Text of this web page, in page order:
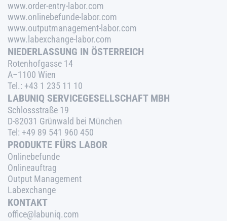
www.order-entry-labor.com
www.onlinebefunde-labor.com
www.outputmanagement-labor.com
www.labexchange-labor.com
LABUNIQ SERVICEGESELLSCHAFT MBH
Schlossstraße 19
D-82031 Grünwald bei München
Tel: +49 89 541 960 450
NIEDERLASSUNG IN ÖSTERREICH
Rotenhofgasse 14
A–1100 Wien
Tel.: +43 1 235 11 10
PRODUKTE FÜRS LABOR
Onlinebefunde
Onlineauftrag
Output Management
Labexchange
KONTAKT
office@labuniq.com